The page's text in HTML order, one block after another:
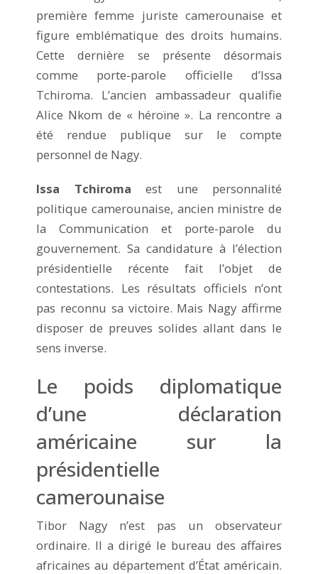
première femme juriste camerounaise et
figure emblématique des droits humains.
Cette dernière se présente désormais
comme porte-parole officielle d’Issa
Tchiroma. L’ancien ambassadeur qualifie
Alice Nkom de « héroïne ». La rencontre a
été rendue publique sur le compte
personnel de Nagy.
Issa Tchiroma est une personnalité
politique camerounaise, ancien ministre de
la Communication et porte-parole du
gouvernement. Sa candidature à l’élection
présidentielle récente fait l’objet de
contestations. Les résultats officiels n’ont
pas reconnu sa victoire. Mais Nagy affirme
disposer de preuves solides allant dans le
sens inverse.
Le poids diplomatique
d’une déclaration
américaine sur la
présidentielle
camerounaise
Tibor Nagy n’est pas un observateur
ordinaire. Il a dirigé le bureau des affaires
africaines au département d’État américain.